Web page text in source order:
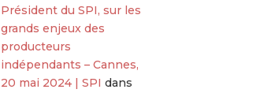
Président du SPI, sur les
grands enjeux des
producteurs
indépendants – Cannes,
20 mai 2024 | SPI dans